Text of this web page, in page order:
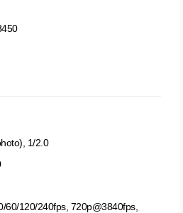
1/2.0
60/120/240fps, 720p@3840fps,